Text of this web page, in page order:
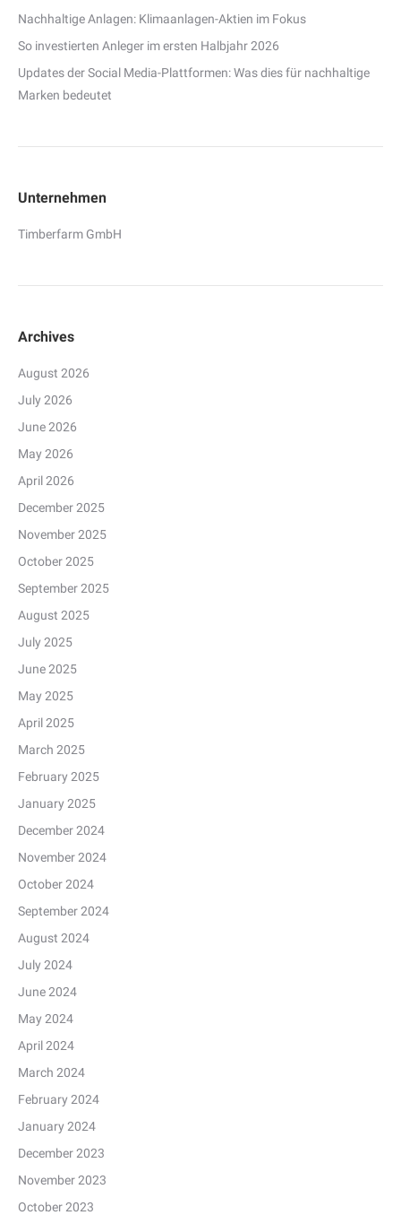
Nachhaltige Anlagen: Klimaanlagen-Aktien im Fokus
So investierten Anleger im ersten Halbjahr 2026
Updates der Social Media-Plattformen: Was dies für nachhaltige
Marken bedeutet
Unternehmen
Timberfarm GmbH
Archives
August 2026
July 2026
June 2026
May 2026
April 2026
December 2025
November 2025
October 2025
September 2025
August 2025
July 2025
June 2025
May 2025
April 2025
March 2025
February 2025
January 2025
December 2024
November 2024
October 2024
September 2024
August 2024
July 2024
June 2024
May 2024
April 2024
March 2024
February 2024
January 2024
December 2023
November 2023
October 2023